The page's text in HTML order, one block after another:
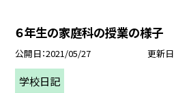
６年生の家庭科の授業の様子
公開日 2021/05/27 更新日
学校日記